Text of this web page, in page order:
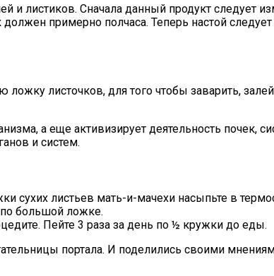
и листиков. Сначала данный продукт следует
примерно полчаса. Теперь настой
листочков, для того чтобы заварить,
а еще активизирует деятельность почек,
и систем.
листьев мать-и-мачехи насыпьте в
по большой ложке.
Пейте 3 раза за день по ½ кружки до еды.
портала. И поделились своими